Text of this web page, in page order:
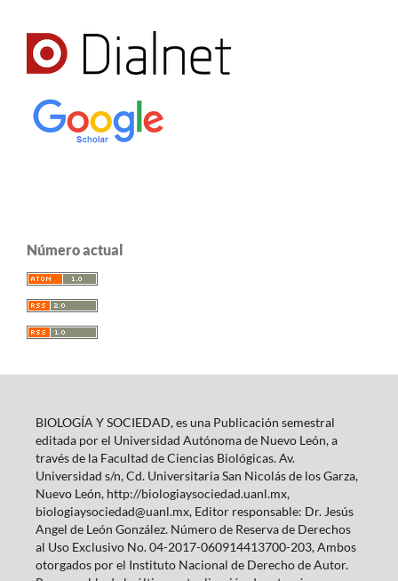
Número actual
BIOLOGÍA Y SOCIEDAD, es una Publicación semestral
editada por el Universidad Autónoma de Nuevo León, a
través de la Facultad de Ciencias Biológicas. Av.
Universidad s/n, Cd. Universitaria San Nicolás de los Garza,
Nuevo León, http://biologiaysociedad.uanl.mx,
biologiaysociedad@uanl.mx, Editor responsable: Dr. Jesús
Angel de León González. Número de Reserva de Derechos
al Uso Exclusivo No. 04-2017-060914413700-203, Ambos
otorgados por el Instituto Nacional de Derecho de Autor.